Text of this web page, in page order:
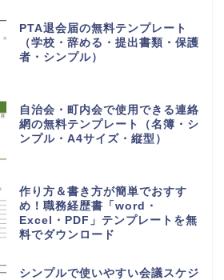
PTA退会届の無料テンプレート
（学校・辞める・提出書類・保護
者・シンプル）
自治会・町内会で使用できる連絡
網の無料テンプレート（名簿・シ
ンプル・A4サイズ・縦型）
作り方＆書き方が簡単でおすす
め！職務経歴書「word・
Excel・PDF」テンプレートを無
料でダウンロード
シンプルで使いやすい会議スケジ